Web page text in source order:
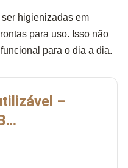
higienizadas em
para uso. Isso não
para o dia a dia.
–